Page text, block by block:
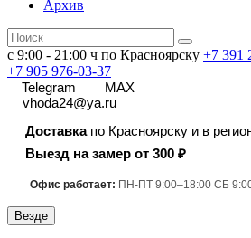
Архив
с 9:00 - 21:00 ч по Красноярску +7 391
+7 905 976-03-37
Telegram
MAX
vhoda24@ya.ru
Доставкапо Красноярску и в
Выезд на замер от 300 ₽
Офис работает: ПН-ПТ 9:00–18:00 СБ
Везде